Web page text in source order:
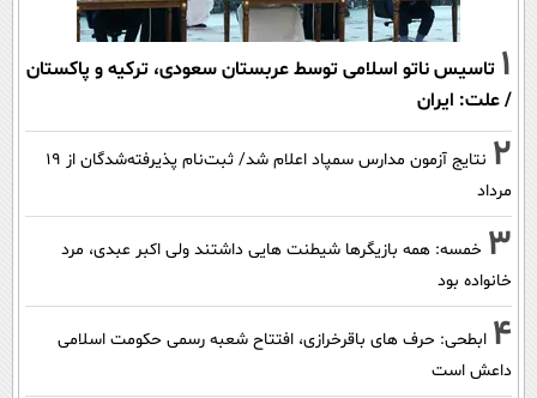
1 تاسیس ناتو اسلامی توسط عربستان سعودی، ترکیه و پاکستان
/ علت: ایران
2
نتایج آزمون مدارس سمپاد اعلام شد/ ثبت‌نام پذیرفته‌شدگان از ۱۹
مرداد
3 خمسه: همه بازیگرها شیطنت هایی داشتند ولی اکبر عبدی، مرد
خانواده بود
4 ابطحی: حرف های باقرخرازی، افتتاح شعبه رسمی حکومت اسلامی
داعش است